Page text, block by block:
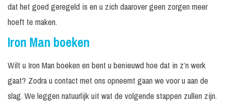
dat het goed geregeld is en u zich daarover geen zorgen meer
hoeft te maken.
Iron Man boeken
Wilt u Iron Man boeken en bent u benieuwd hoe dat in z’n werk
gaat? Zodra u contact met ons opneemt gaan we voor u aan de
slag. We leggen natuurlijk uit wat de volgende stappen zullen zijn.